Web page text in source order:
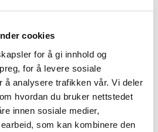
cookies
for å gi innhold og
for å levere sosiale
å analysere trafikken vår. Vi deler
hvordan du bruker nettstedet
innen sosiale medier,
som kan kombinere den
forskjellige utførelser, men vi
alt. Vi gir gjerne tilbud på
egendefinert farge, tilpassede